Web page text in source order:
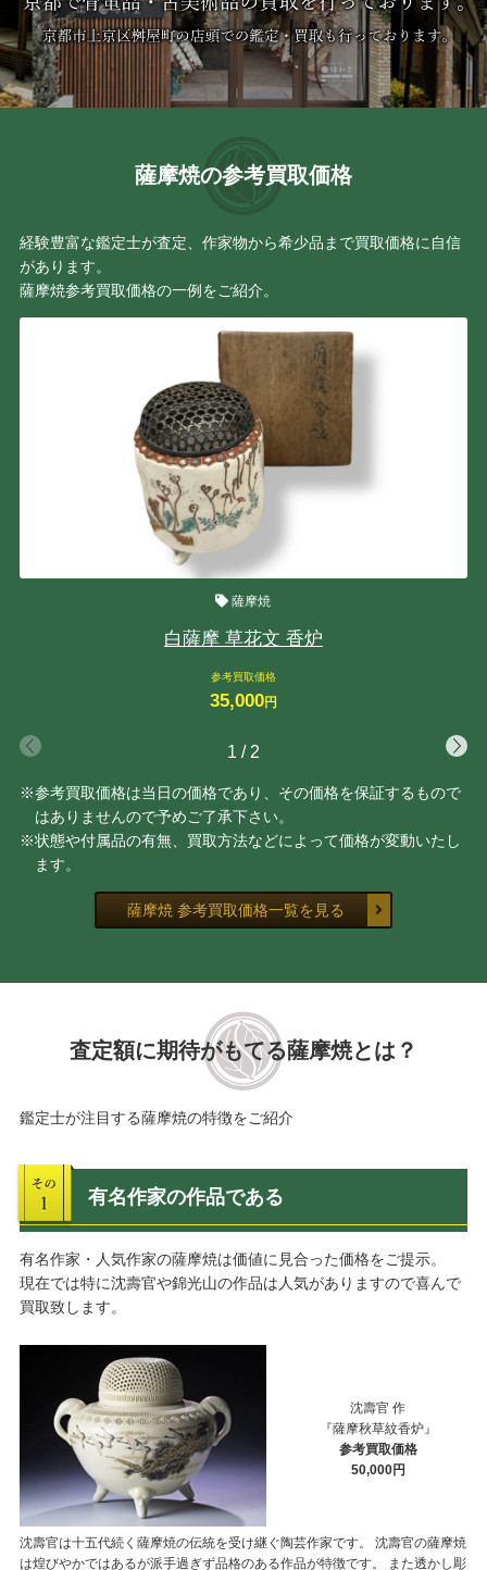
薩摩焼の参考買取価格
経験豊富な鑑定士が査定、作家物から希少品まで買取価格に自信
があります。
薩摩焼参考買取価格の一例をご紹介。
薩摩焼
白薩摩 草花文 香炉
参考買取価格
35,000円
1 / 2
※参考買取価格は当日の価格であり、その価格を保証するもので
はありませんので予めご了承下さい。
※状態や付属品の有無、買取方法などによって価格が変動いたし
ます。
薩摩焼 参考買取価格一覧を見る
査定額に期待がもてる薩摩焼とは？
鑑定士が注目する薩摩焼の特徴をご紹介
有名作家の作品である
有名作家・人気作家の薩摩焼は価値に見合った価格をご提示。
現在では特に沈壽官や錦光山の作品は人気がありますので喜んで
買取致します。
沈壽官 作
『薩摩秋草紋香炉』
参考買取価格
50,000円
沈壽官は十五代続く薩摩焼の伝統を受け継ぐ陶芸作家です。 沈壽官の薩摩焼
は煌びやかではあるが派手過ぎず品格のある作品が特徴です。 また透かし彫